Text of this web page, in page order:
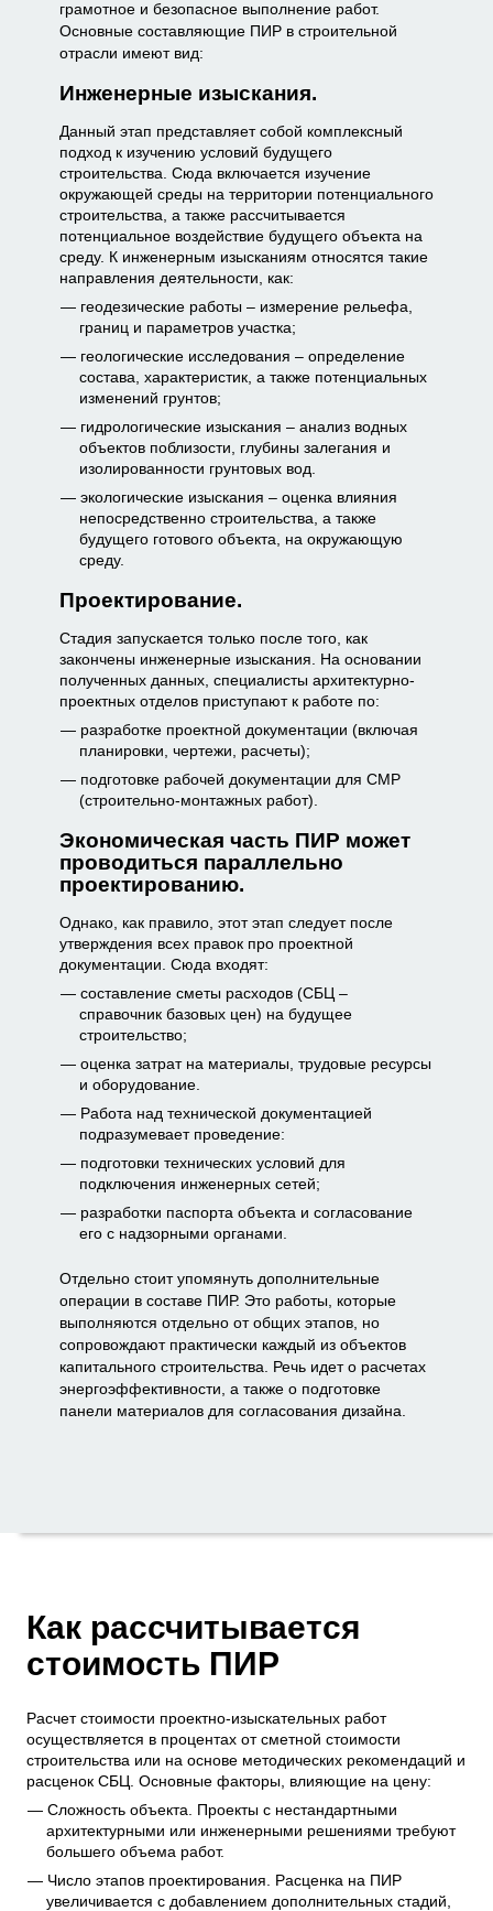
грамотное и безопасное выполнение работ.
Основные составляющие ПИР в строительной
отрасли имеют вид:
Инженерные изыскания.
Данный этап представляет собой комплексный
подход к изучению условий будущего
строительства. Сюда включается изучение
окружающей среды на территории потенциального
строительства, а также рассчитывается
потенциальное воздействие будущего объекта на
среду. К инженерным изысканиям относятся такие
направления деятельности, как:
геодезические работы – измерение рельефа,
границ и параметров участка;
геологические исследования – определение
состава, характеристик, а также потенциальных
изменений грунтов;
гидрологические изыскания – анализ водных
объектов поблизости, глубины залегания и
изолированности грунтовых вод.
экологические изыскания – оценка влияния
непосредственно строительства, а также
будущего готового объекта, на окружающую
среду.
Проектирование.
Стадия запускается только после того, как
закончены инженерные изыскания. На основании
полученных данных, специалисты архитектурно-
проектных отделов приступают к работе по:
разработке проектной документации (включая
планировки, чертежи, расчеты);
подготовке рабочей документации для СМР
(строительно-монтажных работ).
Экономическая часть ПИР может
проводиться параллельно
проектированию.
Однако, как правило, этот этап следует после
утверждения всех правок про проектной
документации. Сюда входят:
составление сметы расходов (СБЦ –
справочник базовых цен) на будущее
строительство;
оценка затрат на материалы, трудовые ресурсы
и оборудование.
Работа над технической документацией
подразумевает проведение:
подготовки технических условий для
подключения инженерных сетей;
разработки паспорта объекта и согласование
его с надзорными органами.
Отдельно стоит упомянуть дополнительные
операции в составе ПИР. Это работы, которые
выполняются отдельно от общих этапов, но
сопровождают практически каждый из объектов
капитального строительства. Речь идет о расчетах
энергоэффективности, а также о подготовке
панели материалов для согласования дизайна.
Как рассчитывается
стоимость ПИР
Расчет стоимости проектно-изыскательных работ
осуществляется в процентах от сметной стоимости
строительства или на основе методических рекомендаций и
расценок СБЦ. Основные факторы, влияющие на цену:
Сложность объекта. Проекты с нестандартными
архитектурными или инженерными решениями требуют
большего объема работ.
Число этапов проектирования. Расценка на ПИР
увеличивается с добавлением дополнительных стадий,